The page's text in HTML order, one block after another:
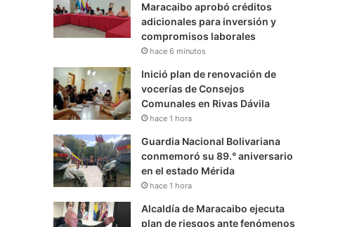
Maracaibo aprobó créditos
adicionales para inversión y
compromisos laborales
hace 6 minutos
Inició plan de renovación de
vocerías de Consejos
Comunales en Rivas Dávila
hace 1 hora
Guardia Nacional Bolivariana
conmemoró su 89.° aniversario
en el estado Mérida
hace 1 hora
Alcaldía de Maracaibo ejecuta
plan de riesgos ante fenómenos